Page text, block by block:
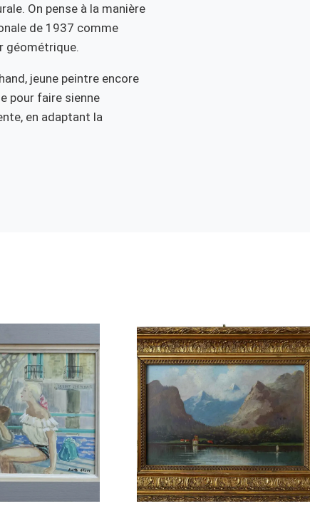
On pense à la manière
de 1937 comme
géométrique.
jeune peintre encore
pour faire sienne
en adaptant la